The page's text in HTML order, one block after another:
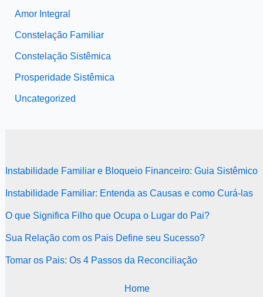
Amor Integral
Constelação Familiar
Constelação Sistêmica
Prosperidade Sistêmica
Uncategorized
Instabilidade Familiar e Bloqueio Financeiro: Guia Sistêmico
Instabilidade Familiar: Entenda as Causas e como Curá-las
O que Significa Filho que Ocupa o Lugar do Pai?
Sua Relação com os Pais Define seu Sucesso?
Tomar os Pais: Os 4 Passos da Reconciliação
Home